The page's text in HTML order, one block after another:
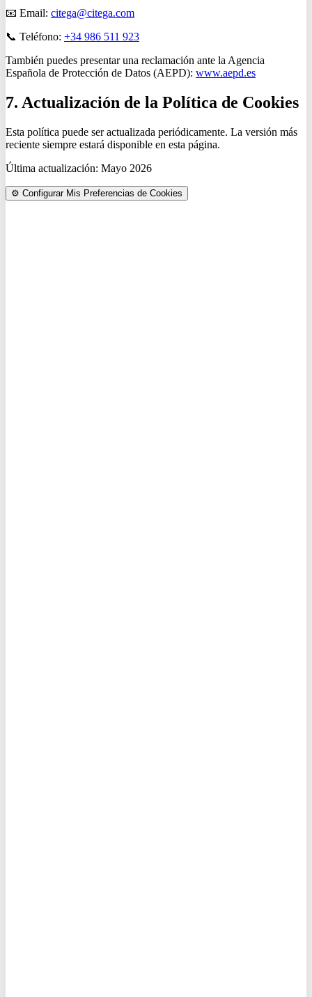
📧 Email: citega@citega.com
📞 Teléfono: +34 986 511 923
También puedes presentar una reclamación ante la Agencia
Española de Protección de Datos (AEPD): www.aepd.es
7. Actualización de la Política de Cookies
Esta política puede ser actualizada periódicamente. La versión más
reciente siempre estará disponible en esta página.
Última actualización: Mayo 2026
⚙️ Configurar Mis Preferencias de Cookies